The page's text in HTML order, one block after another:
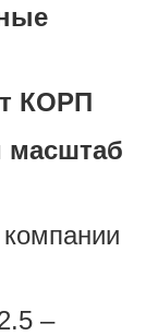
КОРП
масштаб
–